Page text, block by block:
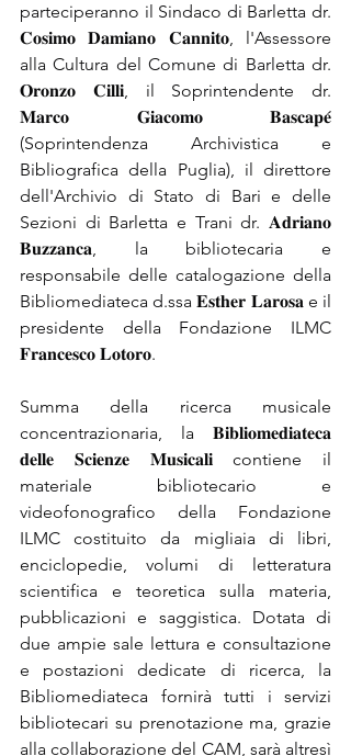
parteciperanno il Sindaco di Barletta dr.
𝐂𝐨𝐬𝐢𝐦𝐨 𝐃𝐚𝐦𝐢𝐚𝐧𝐨 𝐂𝐚𝐧𝐧𝐢𝐭𝐨, l'Assessore
alla Cultura del Comune di Barletta dr.
𝐎𝐫𝐨𝐧𝐳𝐨 𝐂𝐢𝐥𝐥𝐢, il Soprintendente dr.
𝐌𝐚𝐫𝐜𝐨 𝐆𝐢𝐚𝐜𝐨𝐦𝐨 𝐁𝐚𝐬𝐜𝐚𝐩𝐞́
(Soprintendenza Archivistica e
Bibliografica della Puglia), il direttore
dell'Archivio di Stato di Bari e delle
Sezioni di Barletta e Trani dr. 𝐀𝐝𝐫𝐢𝐚𝐧𝐨
𝐁𝐮𝐳𝐳𝐚𝐧𝐜𝐚, la bibliotecaria e
responsabile delle catalogazione della
Bibliomediateca d.ssa 𝐄𝐬𝐭𝐡𝐞𝐫 𝐋𝐚𝐫𝐨𝐬𝐚 e il
presidente della Fondazione ILMC
𝐅𝐫𝐚𝐧𝐜𝐞𝐬𝐜𝐨 𝐋𝐨𝐭𝐨𝐫𝐨.
Summa della ricerca musicale
concentrazionaria, la 𝐁𝐢𝐛𝐥𝐢𝐨𝐦𝐞𝐝𝐢𝐚𝐭𝐞𝐜𝐚
𝐝𝐞𝐥𝐥𝐞 𝐒𝐜𝐢𝐞𝐧𝐳𝐞 𝐌𝐮𝐬𝐢𝐜𝐚𝐥𝐢 contiene il
materiale bibliotecario e
videofonografico della Fondazione
ILMC costituito da migliaia di libri,
enciclopedie, volumi di letteratura
scientifica e teoretica sulla materia,
pubblicazioni e saggistica. Dotata di
due ampie sale lettura e consultazione
e postazioni dedicate di ricerca, la
Bibliomediateca fornirà tutti i servizi
bibliotecari su prenotazione ma, grazie
alla collaborazione del CAM, sarà altresì